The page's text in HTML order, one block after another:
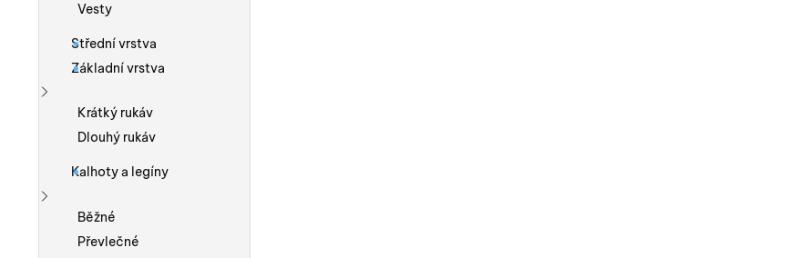
Vesty
Střední vrstva
Základní vrstva
Zobrazit více
Krátký rukáv
Dlouhý rukáv
Kalhoty a legíny
Zobrazit více
Běžné
Převlečné